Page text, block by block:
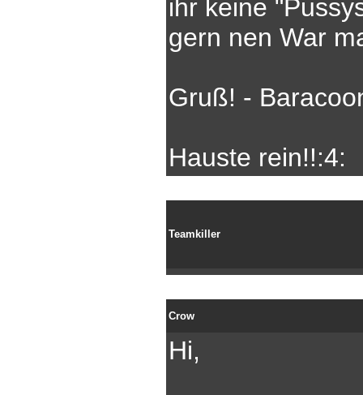
ihr keine
gern nen War
Gruß! -
Hauste rein!!:4:
Teamkiller
Crow
Hi,